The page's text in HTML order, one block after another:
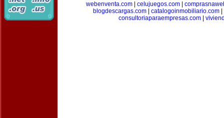
webenventa.com| celujuegos.com|
blogdescargas.com| catalogoinmobiliario.com|
consultoriaparaempresas.com|